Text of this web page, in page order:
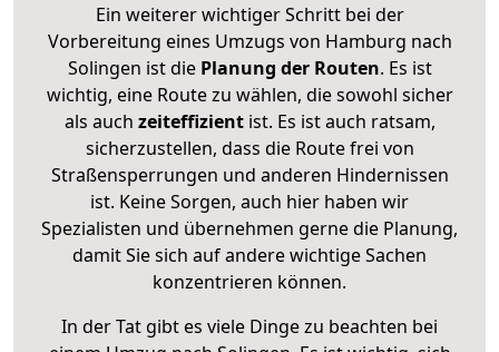
Ein weiterer wichtiger Schritt bei der
Vorbereitung eines Umzugs von Hamburg nach
Solingen ist diePlanung der Routen. Es ist
wichtig, eine Route zu wählen, die sowohl sicher
als auch zeiteffizientist. Es ist auch ratsam,
sicherzustellen, dass die Route frei von
Straßensperrungen und anderen Hindernissen
ist. Keine Sorgen, auch hier haben wir
Spezialisten und übernehmen gerne die Planung,
damit Sie sich auf andere wichtige Sachen
konzentrieren können.
In der Tat gibt es viele Dinge zu beachten bei